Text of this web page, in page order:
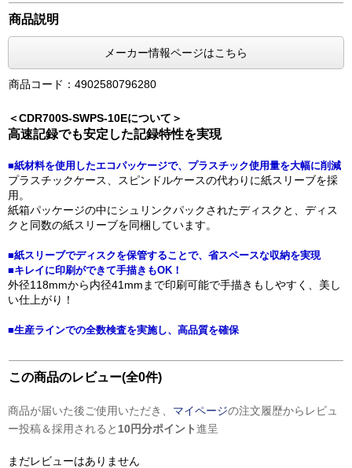
商品説明
メーカー情報ページはこちら
商品コード：4902580796280
＜CDR700S-SWPS-10Eについて＞
高速記録でも安定した記録特性を実現
■紙材料を使用したエコパッケージで、プラスチック使用量を大幅に削減
プラスチックケース、スピンドルケースの代わりに紙スリーブを採
用。
紙箱パッケージの中にシュリンクパックされたディスクと、ディス
クと同数の紙スリーブを同梱しています。
■紙スリーブでディスクを保管することで、省スペースな収納を実現
■キレイに印刷ができて手描きもOK！
外径118mmから内径41mmまで印刷可能で手描きもしやすく、美し
い仕上がり！
■生産ラインでの全数検査を実施し、高品質を確保
この商品のレビュー(全0件)
商品が届いた後ご使用いただき、 マイページの注文履歴からレビュ
ー投稿＆採用されると 10円分ポイント進呈
まだレビューはありません